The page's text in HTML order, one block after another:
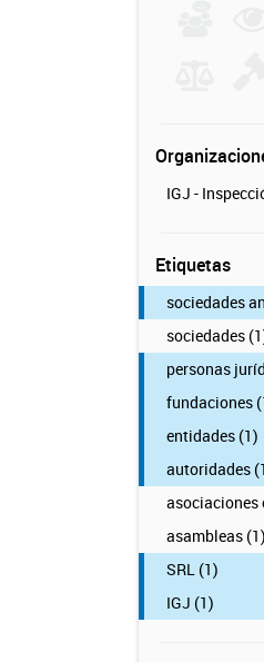
IGJ -
Etiquetas
sociedades
sociedades
personas
fundaciones
entidades (1)
autoridades
asociaciones
asambleas (1)
SRL (1)
IGJ (1)